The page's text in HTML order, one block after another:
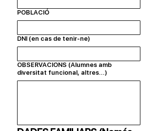
POBLACIÓ
DNI (en cas de tenir-ne)
OBSERVACIONS (Alumnes amb
diversitat funcional, altres...)